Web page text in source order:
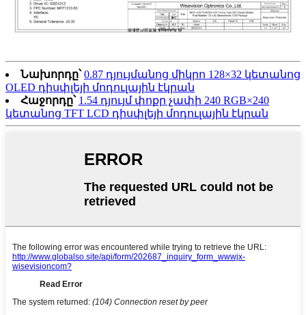
Նախորդը՝ 0.87 դյույմանոց միկրո 128×32 կետանոց
OLED դիսփլեյի մոդուլային էկրան
Հաջորդը՝ 1.54 դյույմ փոքր չափի 240 RGB×240
կետանոց TFT LCD դիսփլեյի մոդուլային էկրան